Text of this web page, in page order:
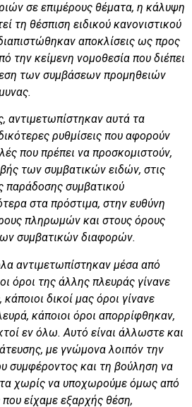
σε επιμέρους θέματα, η κάλυψη
τη θέσπιση ειδικού κανονιστικού
αποκλίσεις ως προς
την κείμενη νομοθεσία που διέπει
των συμβάσεων προμηθειών
αντιμετωπίστηκαν αυτά τα
ρυθμίσεις που αφορούν
που πρέπει να προσκομιστούν,
των συμβατικών ειδών, στις
παράδοσης συμβατικού
στα πρόστιμα, στην ευθύνη
πληρωμών και στους όρους
συμβατικών διαφορών.
αντιμετωπίστηκαν μέσα από
όροι της άλλης πλευράς γίνανε
δικοί μας όροι γίνανε
κάποιοι όροι απορρίφθηκαν,
εν όλω. Αυτό είναι άλλωστε και
με γνώμονα λοιπόν την
συμφέροντος και τη βούληση να
χωρίς να υποχωρούμε όμως από
είχαμε εξαρχής θέση,